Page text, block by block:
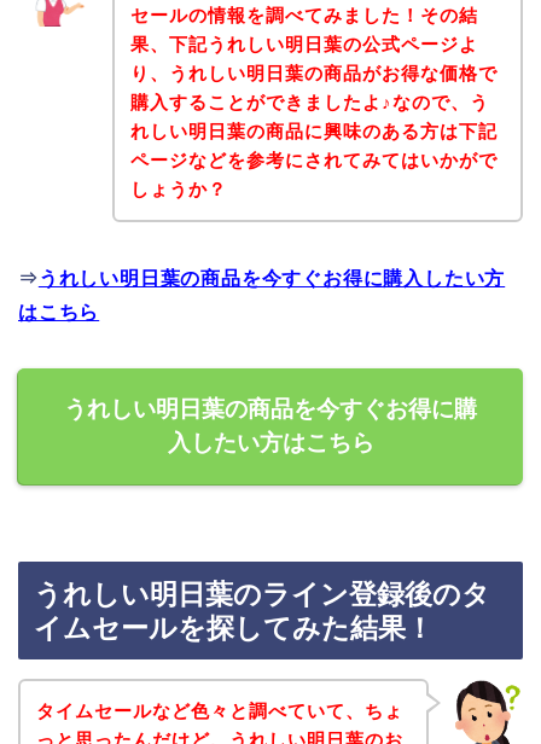
セールの情報を調べてみました！その結
果、下記うれしい明日葉の公式ページよ
り、うれしい明日葉の商品がお得な価格で
購入することができましたよ♪なので、う
れしい明日葉の商品に興味のある方は下記
ページなどを参考にされてみてはいかがで
しょうか？
⇒ うれしい明日葉の商品を今すぐお得に購入したい方
はこちら
うれしい明日葉の商品を今すぐお得に購
入したい方はこちら
うれしい明日葉のライン登録後のタ
イムセールを探してみた結果！
タイムセールなど色々と調べていて、ちょ
っと思ったんだけど、うれしい明日葉のお